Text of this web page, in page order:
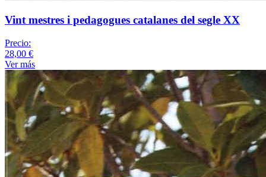
Vint mestres i pedagogues catalanes del segle XX
Precio:
28,00 €
Ver más